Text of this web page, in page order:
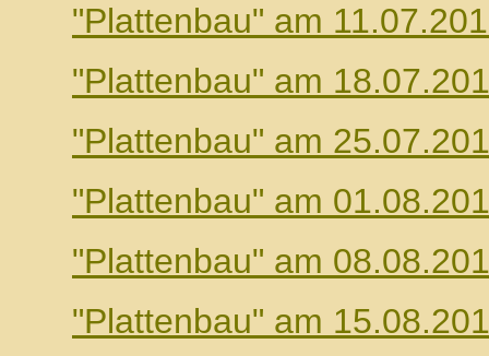
"Plattenbau" am
"Plattenbau" am
"Plattenbau" am
"Plattenbau" am
"Plattenbau" am
"Plattenbau" am